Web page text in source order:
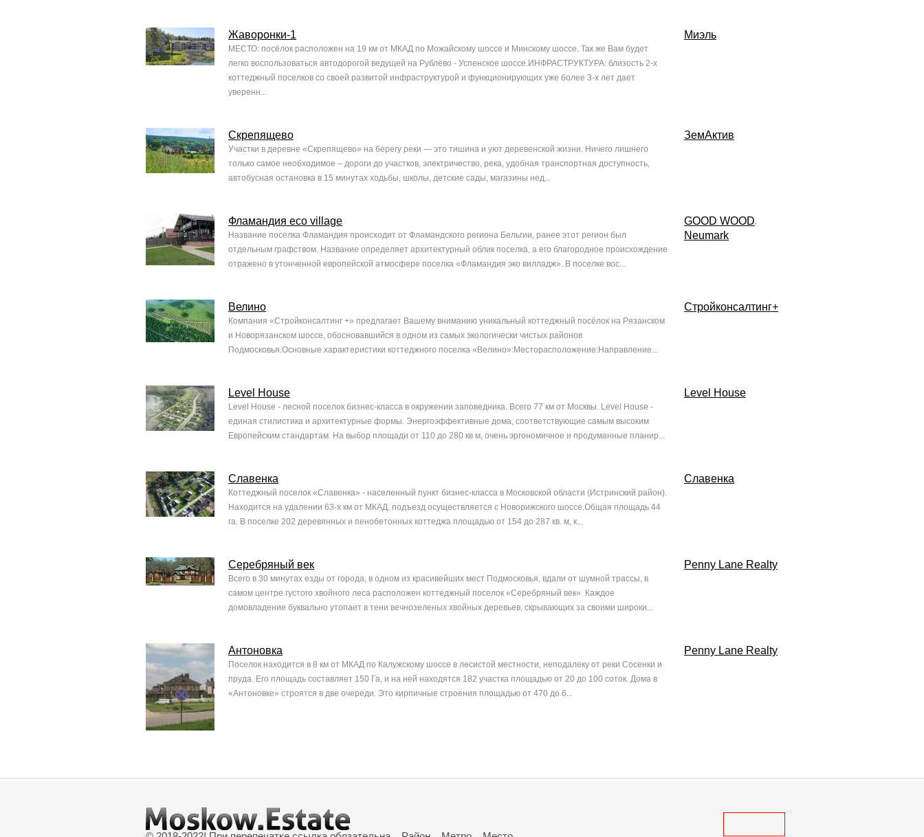
Жаворонки-1
МЕСТО: посёлок расположен на 19 км от МКАД по Можайскому шоссе и Минскому шоссе. Так же Вам будет
легко воспользоваться автодорогой ведущей на Рублёво - Успенское шоссе.ИНФРАСТРУКТУРА: близость 2-х
коттеджный поселков со своей развитой инфраструктурой и функционирующих уже более 3-х лет дает
уверенн...
Миэль
Скрепящево
Участки в деревне «Скрепящево» на берегу реки — это тишина и уют деревенской жизни. Ничего лишнего
только самое необходимое – дороги до участков, электричество, река, удобная транспортная доступность,
автобусная остановка в 15 минутах ходьбы, школы, детские сады, магазины нед...
ЗемАктив
Фламандия eco village
Название поселка Фламандия происходит от Фламандского региона Бельгии, ранее этот регион был
отдельным графством. Название определяет архитектурный облик поселка, а его благородное происхождение
отражено в утонченной европейской атмосфере поселка «Фламандия эко вилладж». В поселке вос...
GOOD WOOD,
Neumark
Велино
Компания «Стройконсалтинг +» предлагает Вашему вниманию уникальный коттеджный посёлок на Рязанском
и Новорязанском шоссе, обосновавшийся в одном из самых экологически чистых районов
Подмосковья.Основные характеристики коттеджного поселка «Велино»:Месторасположение:Направление...
Стройконсалтинг+
Level House
Level House - лесной поселок бизнес-класса в окружении заповедника. Всего 77 км от Москвы. Level House -
единая стилистика и архитектурные формы. Энергоэффективные дома, соответствующие самым высоким
Европейским стандартам. На выбор площади от 110 до 280 кв м, очень эргономичное и продуманные планир...
Level House
Славенка
Коттеджный поселок «Славенка» - населенный пункт бизнес-класса в Московской области (Истринский район).
Находится на удалении 63-х км от МКАД, подъезд осуществляется с Новорижского шоссе.Общая площадь 44
га. В поселке 202 деревянных и пенобетонных коттеджа площадью от 154 до 287 кв. м, к...
Славенка
Серебряный век
Всего в 30 минутах езды от города, в одном из красивейших мест Подмосковья, вдали от шумной трассы, в
самом центре густого хвойного леса расположен коттеджный поселок «Серебряный век». Каждое
домовладение буквально утопает в тени вечнозеленых хвойных деревьев, скрывающих за своими широки...
Penny Lane Realty
Антоновка
Поселок находится в 8 км от МКАД по Калужскому шоссе в лесистой местности, неподалеку от реки Сосенки и
пруда. Его площадь составляет 150 Га, и на ней находятся 182 участка площадью от 20 до 100 соток. Дома в
«Антоновке» строятся в две очереди. Это кирпичные строения площадью от 470 до 6...
Penny Lane Realty